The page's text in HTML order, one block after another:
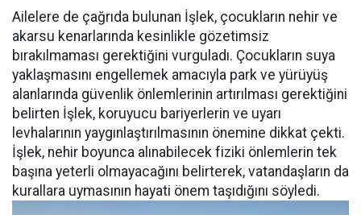
Ailelere de çağrıda bulunan İşlek, çocukların nehir ve
akarsu kenarlarında kesinlikle gözetimsiz
bırakılmaması gerektiğini vurguladı. Çocukların suya
yaklaşmasını engellemek amacıyla park ve yürüyüş
alanlarında güvenlik önlemlerinin artırılması gerektiğini
belirten İşlek, koruyucu bariyerlerin ve uyarı
levhalarının yaygınlaştırılmasının önemine dikkat çekti.
İşlek, nehir boyunca alınabilecek fiziki önlemlerin tek
başına yeterli olmayacağını belirterek, vatandaşların da
kurallara uymasının hayati önem taşıdığını söyledi.